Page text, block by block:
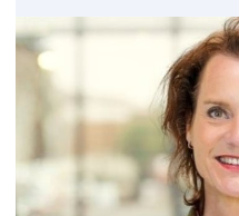
TNO
voor
keer
verkozen
Meest
Aantrekkelijke